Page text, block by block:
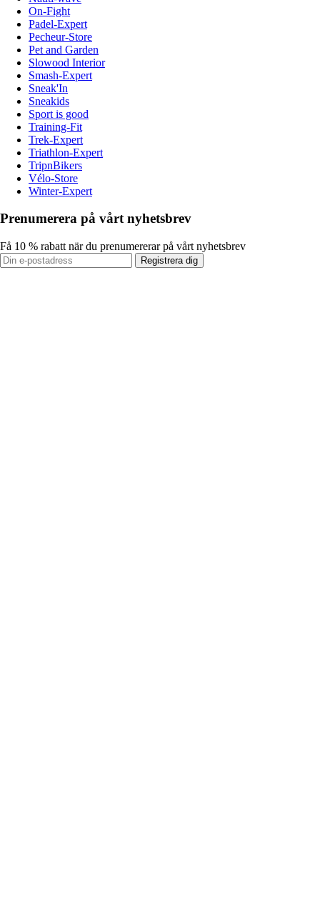
On-Fight
Padel-Expert
Pecheur-Store
Pet and Garden
Slowood Interior
Smash-Expert
Sneak'In
Sneakids
Sport is good
Training-Fit
Trek-Expert
Triathlon-Expert
TripnBikers
Vélo-Store
Winter-Expert
Prenumerera på vårt nyhetsbrev
Få 10 % rabatt när du prenumererar på vårt nyhetsbrev
Registrera dig